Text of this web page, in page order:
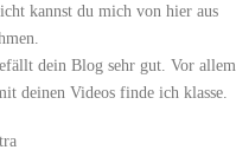
kannst du mich von hier aus
dein Blog sehr gut. Vor
deinen Videos finde ich klasse.